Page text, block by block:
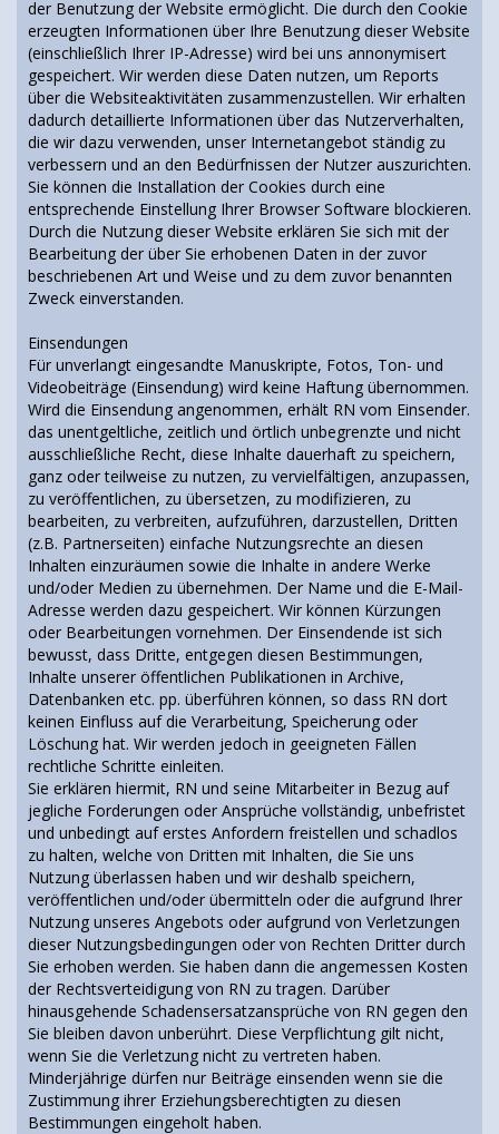
der Benutzung der Website ermöglicht. Die durch den Cookie
erzeugten Informationen über Ihre Benutzung dieser Website
(einschließlich Ihrer IP-Adresse) wird bei uns annonymisert
gespeichert. Wir werden diese Daten nutzen, um Reports
über die Websiteaktivitäten zusammenzustellen. Wir erhalten
dadurch detaillierte Informationen über das Nutzerverhalten,
die wir dazu verwenden, unser Internetangebot ständig zu
verbessern und an den Bedürfnissen der Nutzer auszurichten.
Sie können die Installation der Cookies durch eine
entsprechende Einstellung Ihrer Browser Software blockieren.
Durch die Nutzung dieser Website erklären Sie sich mit der
Bearbeitung der über Sie erhobenen Daten in der zuvor
beschriebenen Art und Weise und zu dem zuvor benannten
Zweck einverstanden.
Einsendungen
Für unverlangt eingesandte Manuskripte, Fotos, Ton- und
Videobeiträge (Einsendung) wird keine Haftung übernommen.
Wird die Einsendung angenommen, erhält RN vom Einsender.
das unentgeltliche, zeitlich und örtlich unbegrenzte und nicht
ausschließliche Recht, diese Inhalte dauerhaft zu speichern,
ganz oder teilweise zu nutzen, zu vervielfältigen, anzupassen,
zu veröffentlichen, zu übersetzen, zu modifizieren, zu
bearbeiten, zu verbreiten, aufzuführen, darzustellen, Dritten
(z.B. Partnerseiten) einfache Nutzungsrechte an diesen
Inhalten einzuräumen sowie die Inhalte in andere Werke
und/oder Medien zu übernehmen. Der Name und die E-Mail-
Adresse werden dazu gespeichert. Wir können Kürzungen
oder Bearbeitungen vornehmen. Der Einsendende ist sich
bewusst, dass Dritte, entgegen diesen Bestimmungen,
Inhalte unserer öffentlichen Publikationen in Archive,
Datenbanken etc. pp. überführen können, so dass RN dort
keinen Einfluss auf die Verarbeitung, Speicherung oder
Löschung hat. Wir werden jedoch in geeigneten Fällen
rechtliche Schritte einleiten.
Sie erklären hiermit, RN und seine Mitarbeiter in Bezug auf
jegliche Forderungen oder Ansprüche vollständig, unbefristet
und unbedingt auf erstes Anfordern freistellen und schadlos
zu halten, welche von Dritten mit Inhalten, die Sie uns
Nutzung überlassen haben und wir deshalb speichern,
veröffentlichen und/oder übermitteln oder die aufgrund Ihrer
Nutzung unseres Angebots oder aufgrund von Verletzungen
dieser Nutzungsbedingungen oder von Rechten Dritter durch
Sie erhoben werden. Sie haben dann die angemessen Kosten
der Rechtsverteidigung von RN zu tragen. Darüber
hinausgehende Schadensersatzansprüche von RN gegen den
Sie bleiben davon unberührt. Diese Verpflichtung gilt nicht,
wenn Sie die Verletzung nicht zu vertreten haben.
Minderjährige dürfen nur Beiträge einsenden wenn sie die
Zustimmung ihrer Erziehungsberechtigten zu diesen
Bestimmungen eingeholt haben.